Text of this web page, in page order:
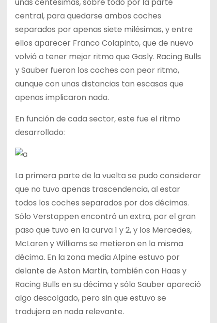
unas centésimas, sobre todo por la parte
central, para quedarse ambos coches
separados por apenas siete milésimas, y entre
ellos aparecer Franco Colapinto, que de nuevo
volvió a tener mejor ritmo que Gasly. Racing Bulls
y Sauber fueron los coches con peor ritmo,
aunque con unas distancias tan escasas que
apenas implicaron nada.
En función de cada sector, este fue el ritmo
desarrollado:
La primera parte de la vuelta se pudo considerar
que no tuvo apenas trascendencia, al estar
todos los coches separados por dos décimas.
Sólo Verstappen encontró un extra, por el gran
paso que tuvo en la curva 1 y 2, y los Mercedes,
McLaren y Williams se metieron en la misma
décima. En la zona media Alpine estuvo por
delante de Aston Martin, también con Haas y
Racing Bulls en su décima y sólo Sauber apareció
algo descolgado, pero sin que estuvo se
tradujera en nada relevante.